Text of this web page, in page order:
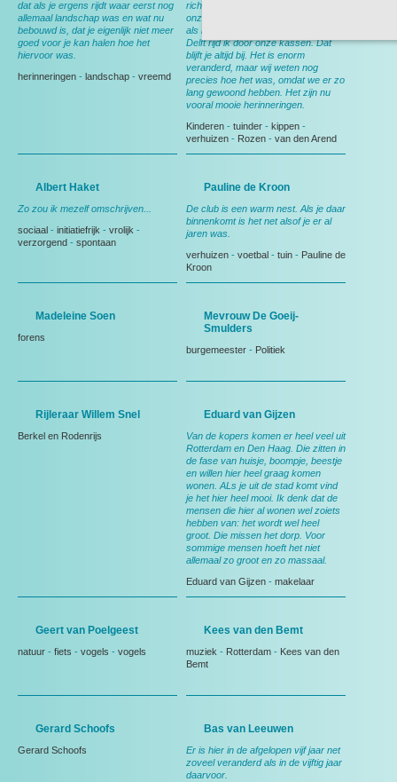
dat als je ergens rijdt waar eerst nog
allemaal landschap was en wat nu
bebouwd is, dat je eigenlijk niet meer
goed voor je kan halen hoe het
hiervoor was.
herinneringen - landschap - vreemd
richting Zoetermeer dan denk ik aan
onze oude kippenschuur waar ik dan
als het ware doorheen rijd. Richting
Delft rijd ik door onze kassen. Dat
blijft je altijd bij. Het is enorm
veranderd, maar wij weten nog
precies hoe het was, omdat we er zo
lang gewoond hebben. Het zijn nu
vooral mooie herinneringen.
Kinderen - tuinder - kippen -
verhuizen - Rozen - van den Arend
Albert Haket
Zo zou ik mezelf omschrijven...
sociaal - initiatiefrijk - vrolijk -
verzorgend - spontaan
Pauline de Kroon
De club is een warm nest. Als je daar
binnenkomt is het net alsof je er al
jaren was.
verhuizen - voetbal - tuin - Pauline de
Kroon
Madeleine Soen
forens
Mevrouw De Goeij-
Smulders
burgemeester - Politiek
Rijleraar Willem Snel
Berkel en Rodenrijs
Eduard van Gijzen
Van de kopers komen er heel veel uit
Rotterdam en Den Haag. Die zitten in
de fase van huisje, boompje, beestje
en willen hier heel graag komen
wonen. ALs je uit de stad komt vind
je het hier heel mooi. Ik denk dat de
mensen die hier al wonen wel zoiets
hebben van: het wordt wel heel
groot. Die missen het dorp. Voor
sommige mensen hoeft het niet
allemaal zo groot en zo massaal.
Eduard van Gijzen - makelaar
Geert van Poelgeest
natuur - fiets - vogels - vogels
Kees van den Bemt
muziek - Rotterdam - Kees van den
Bemt
Gerard Schoofs
Gerard Schoofs
Bas van Leeuwen
Er is hier in de afgelopen vijf jaar net
zoveel veranderd als in de vijftig jaar
daarvoor.